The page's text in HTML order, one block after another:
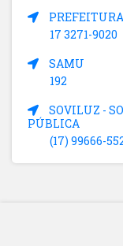
17 3271-9020
SAMU
192
SOVILUZ -
PÚBLICA
(17) 99666-